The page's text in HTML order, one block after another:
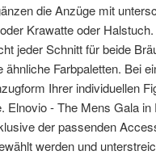
die Anzüge mit
Krawatte oder Halstuch.
jeder Schnitt für beide
ähnliche Farbpaletten. Bei
Ihrer individuellen
Elnovio - The Mens Gala
der passenden
werden und